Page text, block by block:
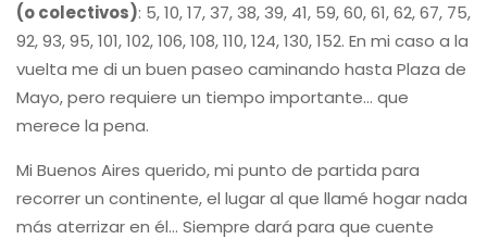
(o colectivos): 5, 10, 17, 37, 38, 39, 41, 59, 60, 61, 62, 67, 75,
92, 93, 95, 101, 102, 106, 108, 110, 124, 130, 152. En mi caso a la
vuelta me di un buen paseo caminando hasta Plaza de
Mayo, pero requiere un tiempo importante… que
merece la pena.
Mi Buenos Aires querido, mi punto de partida para
recorrer un continente, el lugar al que llamé hogar nada
más aterrizar en él… Siempre dará para que cuente